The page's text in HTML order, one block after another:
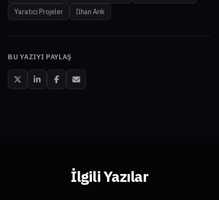
Yaratıcı Projeler
İlhan Arık
BU YAZIYI PAYLAŞ
İlgili Yazılar